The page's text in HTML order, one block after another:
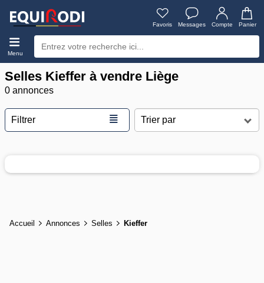
Favoris Messages Compte Panier
Menu
Selles Kieffer à vendre Liège
0 annonces
Filtrer ≣
Accueil Annonces Selles Kieffer